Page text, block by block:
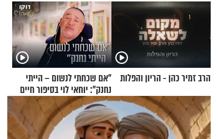
הרב זמיר כהן - הריון והפלות
"אם שכחתי לנשום – הייתי
נחנק": יוחאי לוי בסיפור חיים
מעורר השראה